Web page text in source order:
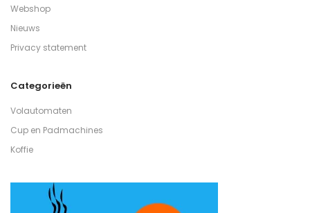
Webshop
Nieuws
Privacy statement
Categorieën
Volautomaten
Cup en Padmachines
Koffie